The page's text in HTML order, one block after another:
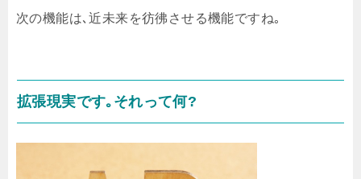
次の機能は､近未来を彷彿させる機能ですね｡
拡張現実です｡それって何?